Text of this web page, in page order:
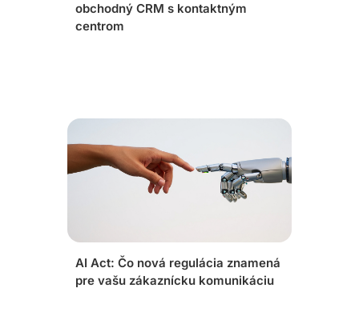
obchodný CRM s kontaktným
centrom
AI Act: Čo nová regulácia znamená
pre vašu zákaznícku komunikáciu